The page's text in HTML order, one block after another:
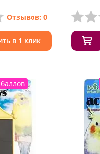
Отзывов: 0
в 1 клик